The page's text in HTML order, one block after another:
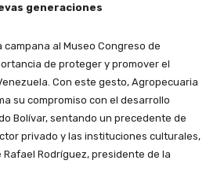
generaciones
al Museo Congreso de
de proteger y promover el
Con este gesto, Agropecuaria
su compromiso con el desarrollo
Bolívar, sentando un precedente de
privado y las instituciones culturales,
Rodríguez, presidente de la